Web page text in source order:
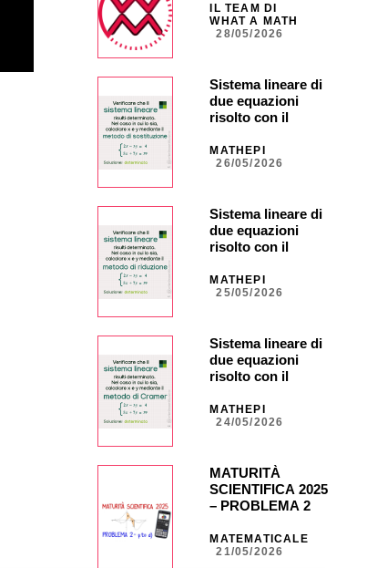
IL TEAM DI
WHAT A MATH
28/05/2026
Sistema lineare di
due equazioni
risolto con il
sostituzione
MATHEPI
26/05/2026
Sistema lineare di
due equazioni
risolto con il
riduzione
MATHEPI
25/05/2026
Sistema lineare di
due equazioni
risolto con il
MATHEPI
24/05/2026
MATURITÀ
SCIENTIFICA 2025
– PROBLEMA 2 –
grafica CASIO fx-
CG50 _ NA40 _
MATEMATICALE
21/05/2026